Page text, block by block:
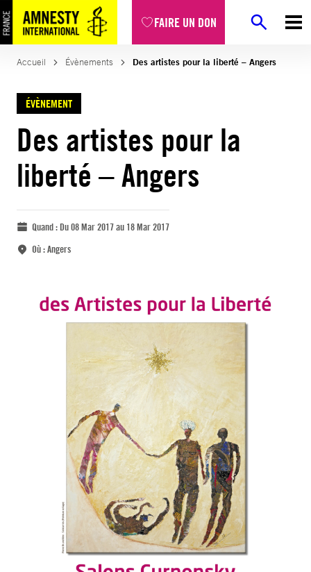
FAIRE UN DON
Accueil Évènements Des artistes pour la liberté – Angers
ÉVÈNEMENT
Des artistes pour la
liberté – Angers
Quand :Du 08 Mar 2017 au 18 Mar 2017
Où :Angers